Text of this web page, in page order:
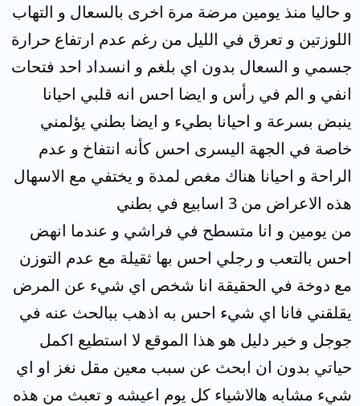
و حاليا منذ يومين مرضة مرة اخرى بالسعال و التهاب
اللوزتين و تعرق في الليل من رغم عدم ارتفاع حرارة
جسمي و السعال بدون اي بلغم و انسداد احد فتحات
انفي و الم في رأس و ايضا احس انه قلبي احيانا
ينبض بسرعة و احيانا بطيء و ايضا بطني يؤلمني
خاصة في الجهة اليسرى احس كأنه انتفاخ و عدم
الراحة و احيانا هناك مغص لمدة و يختفي مع الاسهال
هذه الاعراض من 3 اسابيع في بطني
من يومين و انا متسطح في فراشي و عندما انهض
احس بالتعب و رجلي احس بها ثقيلة مع عدم التوزن
مع دوخة في الحقيقة انا شخص اي شيء عن المرض
يقلقني فانا اي شيء احس به اذهب ببالحث عنه في
جوجل و خير دليل هو هذا الموقع لا استطيع اكمل
حياتي بدون ان ابحث عن سبب معين مقل نغز او اي
شيء مشابه هالاشياء كل يوم اعيشه و تعبث من هذه